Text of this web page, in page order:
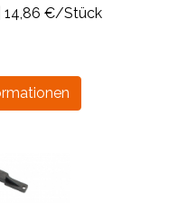
14,86 €/Stück